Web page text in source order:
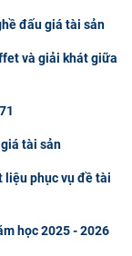
đấu giá tài sản
và giải khát giữa
tài sản
liệu phục vụ đề tài
học 2025 - 2026